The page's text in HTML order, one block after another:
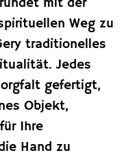
mit der
Weg zu
traditionelles
Jedes
gefertigt,
Objekt,
Ihre
Hand zu